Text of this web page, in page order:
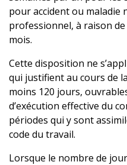
pour accident ou maladie
professionnel, à raison
mois.
Cette disposition ne
qui justifient au cours de
moins 120 jours,
d’exécution effective du
périodes qui y sont
code du travail.
Lorsque le nombre de